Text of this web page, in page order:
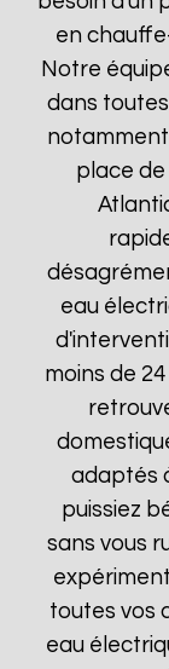
en
Notre
dans
place
eau
moins de
adaptés
puissiez
sans vous
toutes vos
eau